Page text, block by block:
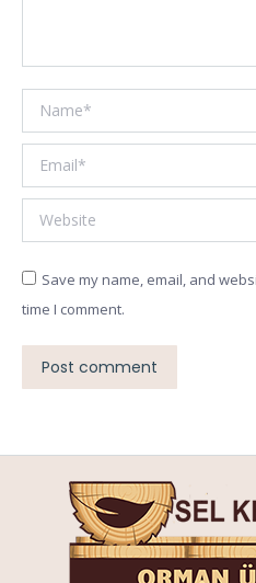
Name *
Email *
Website
Save my name, email, and
time I comment.
Post comment